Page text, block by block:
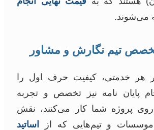
می‌شوند.
هر خدمتی، کیفیت حرف اول را
پایان نامه نیز تخصص و تجربه
پروژه شما کار می‌کنند، نقش
موسسات و تیم‌هایی که از
اساتید